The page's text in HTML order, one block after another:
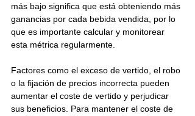
más bajo significa que está obteniendo más
ganancias por cada bebida vendida, por lo
que es importante calcular y monitorear
esta métrica regularmente.
Factores como el exceso de vertido, el robo
o la fijación de precios incorrecta pueden
aumentar el coste de vertido y perjudicar
sus beneficios. Para mantener el coste de